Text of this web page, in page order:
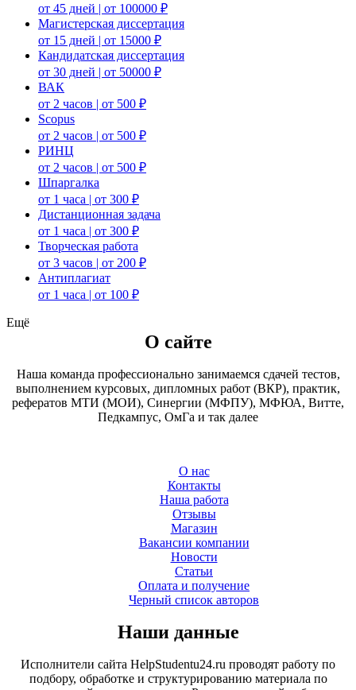
от 45 дней | от 100000 ₽
Магистерская диссертация
от 15 дней | от 15000 ₽
Кандидатская диссертация
от 30 дней | от 50000 ₽
ВАК
от 2 часов | от 500 ₽
Scopus
от 2 часов | от 500 ₽
РИНЦ
от 2 часов | от 500 ₽
Шпаргалка
от 1 часа | от 300 ₽
Дистанционная задача
от 1 часа | от 300 ₽
Творческая работа
от 3 часов | от 200 ₽
Антиплагиат
от 1 часа | от 100 ₽
Ещё
О сайте
Наша команда профессионально занимаемся сдачей тестов,
выполнением курсовых, дипломных работ (ВКР), практик,
рефератов МТИ (МОИ), Синергии (МФПУ), МФЮА, Витте,
Педкампус, ОмГа и так далее
О нас
Контакты
Наша работа
Отзывы
Магазин
Вакансии компании
Новости
Статьи
Оплата и получение
Черный список авторов
Наши данные
Исполнители сайта HelpStudentu24.ru проводят работу по
подбору, обработке и структурированию материала по